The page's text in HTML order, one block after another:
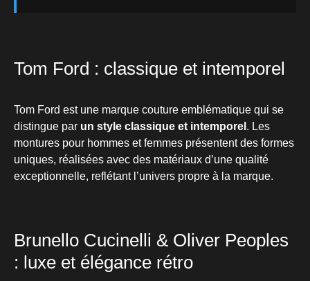
Tom Ford : classique et intemporel
Tom Ford est une marque couture emblématique qui se
distingue par un style classique et intemporel . Les
montures pour hommes et femmes présentent des formes
uniques, réalisées avec des matériaux d’une qualité
exceptionnelle, reflétant l’univers propre à la marque.
Brunello Cucinelli & Oliver Peoples
: luxe et élégance rétro